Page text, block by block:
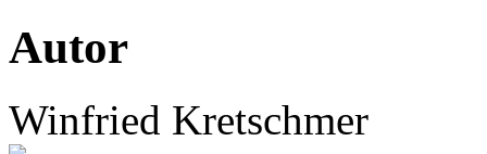
Autor
Winfried Kretschmer